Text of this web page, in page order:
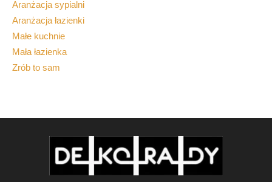
Aranżacja sypialni
Aranżacja łazienki
Małe kuchnie
Mała łazienka
Zrób to sam